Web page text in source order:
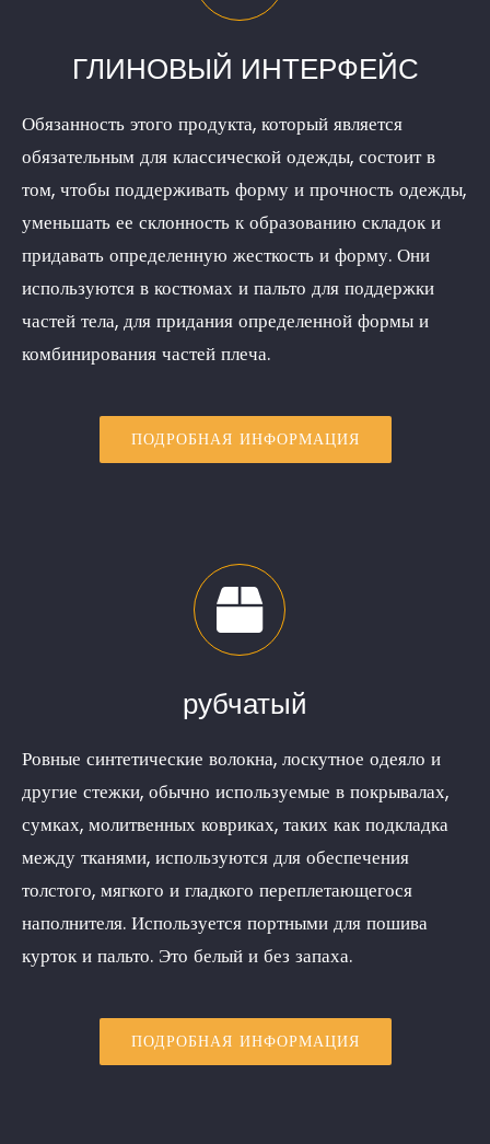
ГЛИНОВЫЙ ИНТЕРФЕЙС
Обязанность этого продукта, который является
обязательным для классической одежды, состоит в
том, чтобы поддерживать форму и прочность одежды,
уменьшать ее склонность к образованию складок и
придавать определенную жесткость и форму. Они
используются в костюмах и пальто для поддержки
частей тела, для придания определенной формы и
комбинирования частей плеча.
ПОДРОБНАЯ ИНФОРМАЦИЯ
рубчатый
Ровные синтетические волокна, лоскутное одеяло и
другие стежки, обычно используемые в покрывалах,
сумках, молитвенных ковриках, таких как подкладка
между тканями, используются для обеспечения
толстого, мягкого и гладкого переплетающегося
наполнителя. Используется портными для пошива
курток и пальто. Это белый и без запаха.
ПОДРОБНАЯ ИНФОРМАЦИЯ